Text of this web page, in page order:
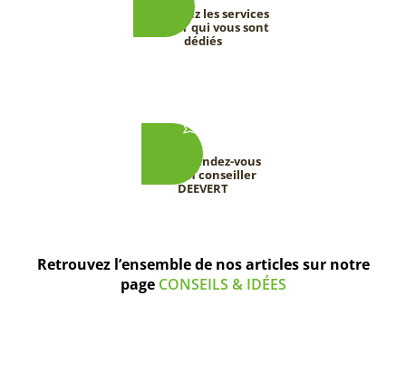
Découvrez les services
DEEVERT qui vous sont
dédiés
Prenez rendez-vous
avec un conseiller
DEEVERT
Retrouvez l’ensemble de nos articles sur notre
page CONSEILS & IDÉES